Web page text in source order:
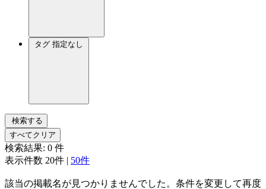
タグ 指定なし
検索する
すべてクリア
検索結果: 0 件
表示件数 20件 | 50件
該当の掲載名が見つかりませんでした。条件を変更して再度